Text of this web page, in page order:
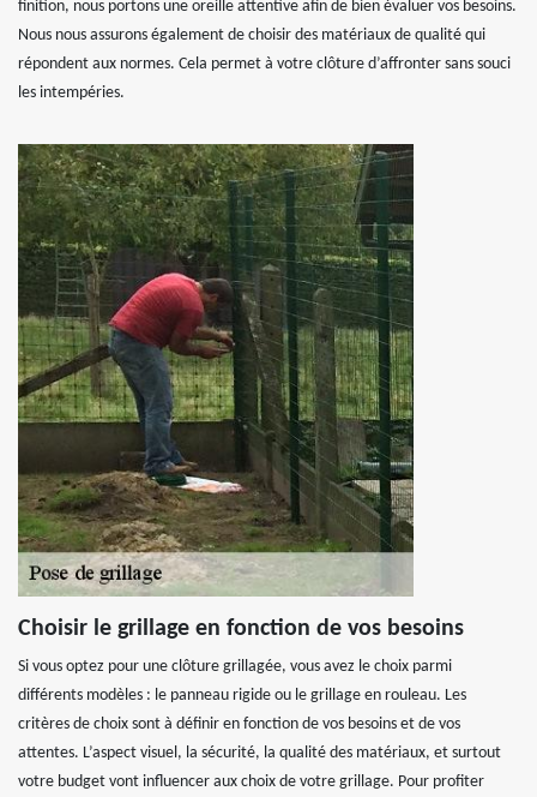
finition, nous portons une oreille attentive afin de bien évaluer vos besoins.
Nous nous assurons également de choisir des matériaux de qualité qui
répondent aux normes. Cela permet à votre clôture d’affronter sans souci
les intempéries.
Choisir le grillage en fonction de vos besoins
Si vous optez pour une clôture grillagée, vous avez le choix parmi
différents modèles : le panneau rigide ou le grillage en rouleau. Les
critères de choix sont à définir en fonction de vos besoins et de vos
attentes. L’aspect visuel, la sécurité, la qualité des matériaux, et surtout
votre budget vont influencer aux choix de votre grillage. Pour profiter